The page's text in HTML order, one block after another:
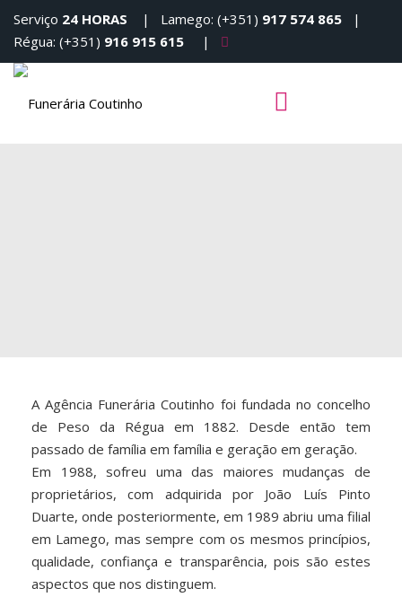
Serviço 24 HORAS | Lamego: (+351) 917 574 865
|
Régua: (+351) 916 915 615 |
A Agência Funerária Coutinho foi fundada no concelho
de Peso da Régua em 1882. Desde então tem
passado de família em família e geração em geração.
Em 1988, sofreu uma das maiores mudanças de
proprietários, com adquirida por João Luís Pinto
Duarte, onde posteriormente, em 1989 abriu uma filial
em Lamego, mas sempre com os mesmos princípios,
qualidade, confiança e transparência, pois são estes
aspectos que nos distinguem.